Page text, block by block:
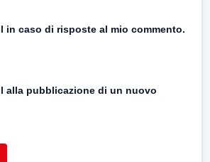
in caso di risposte al mio commento.
alla pubblicazione di un nuovo